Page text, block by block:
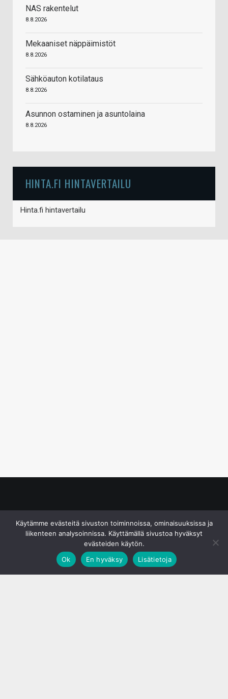
NAS rakentelut
8.8.2026
Mekaaniset näppäimistöt
8.8.2026
Sähköauton kotilataus
8.8.2026
Asunnon ostaminen ja asuntolaina
8.8.2026
HINTA.FI HINTAVERTAILU
Hinta.fi hintavertailu
Käytämme evästeitä sivuston toiminnoissa, ominaisuuksissa ja
liikenteen analysoinnissa. Käyttämällä sivustoa hyväksyt
evästeiden käytön.
Ok
En hyväksy Lisätietoja